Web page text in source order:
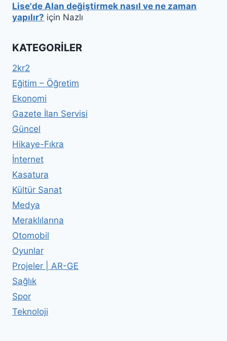
Lise'de Alan değiştirmek nasıl ve ne zaman
yapılır? için Nazlı
KATEGORILER
2kr2
Eğitim – Öğretim
Ekonomi
Gazete İlan Servisi
Güncel
Hikaye-Fıkra
İnternet
Kasatura
Kültür Sanat
Medya
Meraklılarına
Otomobil
Oyunlar
Projeler | AR-GE
Sağlık
Spor
Teknoloji